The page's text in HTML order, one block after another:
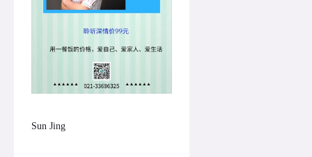
Sun Jing